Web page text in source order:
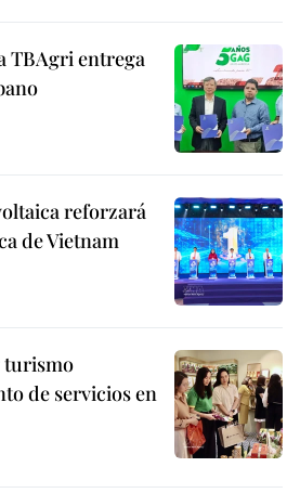
TBAgri entrega
reforzará
de Vietnam
turismo
de servicios en